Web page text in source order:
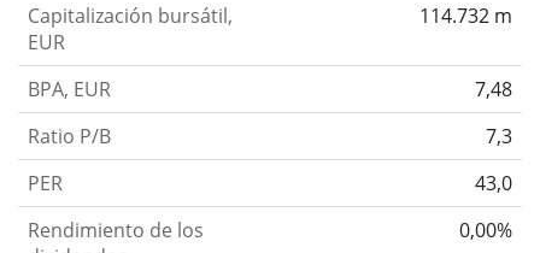
Capitalización bursátil,
EUR
114.732 m
BPA, EUR
7,48
Ratio P/B
7,3
PER
43,0
Rendimiento de los
0,00%